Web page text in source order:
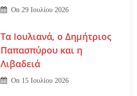
On29 Ιουλίου 2026
Τα Ιουλιανά, ο Δημήτριος
Παπασπύρου και η
Λιβαδειά
On 15 Ιουλίου 2026